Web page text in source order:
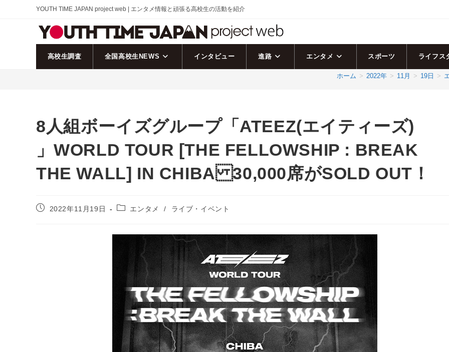
YOUTH TIME JAPAN project web | エンタメ情報と頑張る高校生の活動を紹介
高校生調査 全国高校生NEWS インタビュー 進路 エンタメ スポーツ ライフス
ホーム > 2022年 > 11月 > 19日 >
8人組ボーイズグループ「ATEEZ(エイティーズ)
」 WORLD TOUR [THE FELLOWSHIP : BREAK
THE WALL] IN CHIBA 30,000席がSOLD OUT！
投
2022年11月19日
投
テ
エンタメ / ライブ・イベント